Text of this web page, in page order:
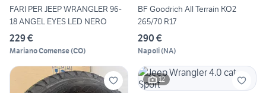
FARI PER JEEP WRANGLER 96-
18 ANGEL EYES LED NERO
229 €
Mariano Comense(CO)
BF Goodrich All Terrain KO2
265/70 R17
290 €
Napoli(NA)
12